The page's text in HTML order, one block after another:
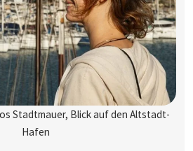
Stadtmauer, Blick auf den Altstadt-
Hafen